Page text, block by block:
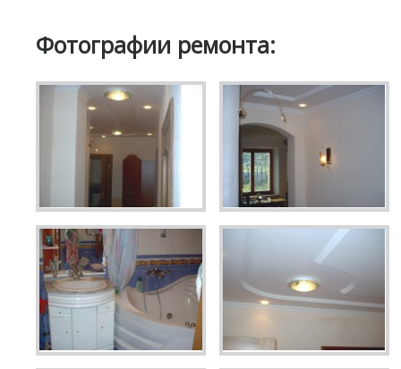
Фотографии ремонта: